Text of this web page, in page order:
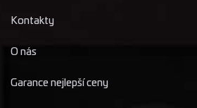
Kontakty
O nás
Garance nejlepší ceny